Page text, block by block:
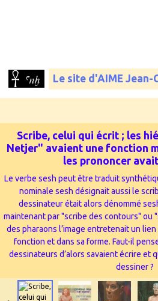
Le site d'AIME Jean-
Scribe, celui qui écrit ; les
Netjer" avaient une fonction
les prononcer
Le verbe sesh peut être traduit
nominale sesh désignait aussi le
dessinateur était alors dénommé
maintenant par "scribe des contours" ou
des pharaons l’image entretenait un
fonction et dans sa forme. Faut-il
dessinateurs d’alors savaient écrire et
dessiner ?